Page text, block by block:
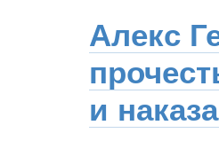
Алекс
и